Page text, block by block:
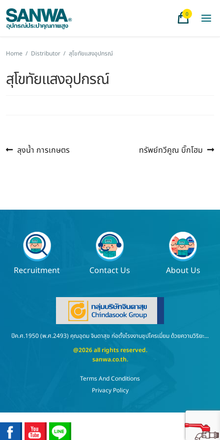
0
Home / Distributor / สุโขทัยแสงอุปกรณ์
สุโขทัยแสงอุปกรณ์
แนะแนว
Previous
ลุงน้ำ การเกษตร
Next
ทรัพย์ทวีคูณ บิ๊กโฮม
Recruitment Contact Us About Us
ปีค.ศ.1950 (พ.ศ.2493) คุณอุดม จินดาสุข ก่อตั้งโรงงานชุปโครเมี่ยม ด้วยความวิริยะ...
@2026 all rights reserved.
sanwa.co.th.
Terms And Conditions
Privacy Policy